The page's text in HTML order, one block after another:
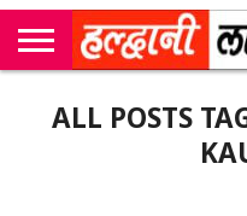
सी
एम
कॉर्नर
उत्तराखंड
न्यूज़
खेल
मनोरंजन
सम्पादकीय
जॉब
अलर्ट्स
ALL POSTS